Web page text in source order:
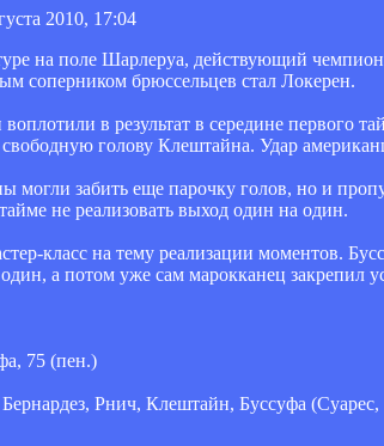
2010, 17:04
на поле Шарлеруа, действующий
соперником брюссельцев стал Локерен.
в результат в середине первого
голову Клештайна. Удар
забить еще парочку голов, но и
не реализовать выход один на один.
класс на тему реализации моментов.
а потом уже сам марокканец закрепил
75 (пен.)
Рнич, Клештайн, Буссуфа